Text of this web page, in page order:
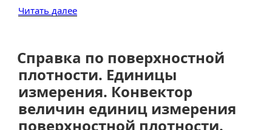
Читать далее«Удельный
измерения.
Конвектор
величин.
Калькуляторы
удельного
объема.»
Справка по поверхностной
плотности. Единицы
измерения. Конвектор
величин единиц измерения
поверхностной плотности.